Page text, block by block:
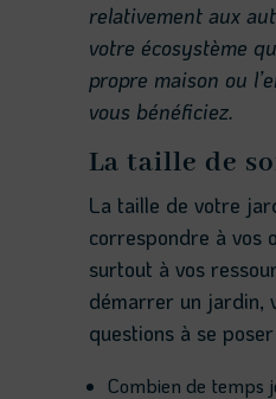
relativement aux
votre écosystème
propre maison ou
vous bénéficiez.
La taille de
La taille de votre
correspondre à vos
surtout à vos
démarrer un jardin,
questions à se
Combien de temps